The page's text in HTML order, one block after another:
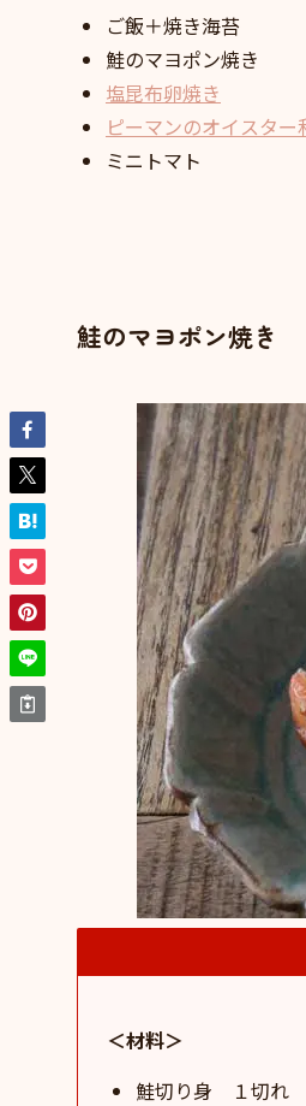
ご飯＋焼き海苔
鮭のマヨポン焼き
塩昆布卵焼き
ピーマンのオイスター
ミニトマト
鮭のマヨポン焼き
＜材料＞
鮭切り身 １切れ